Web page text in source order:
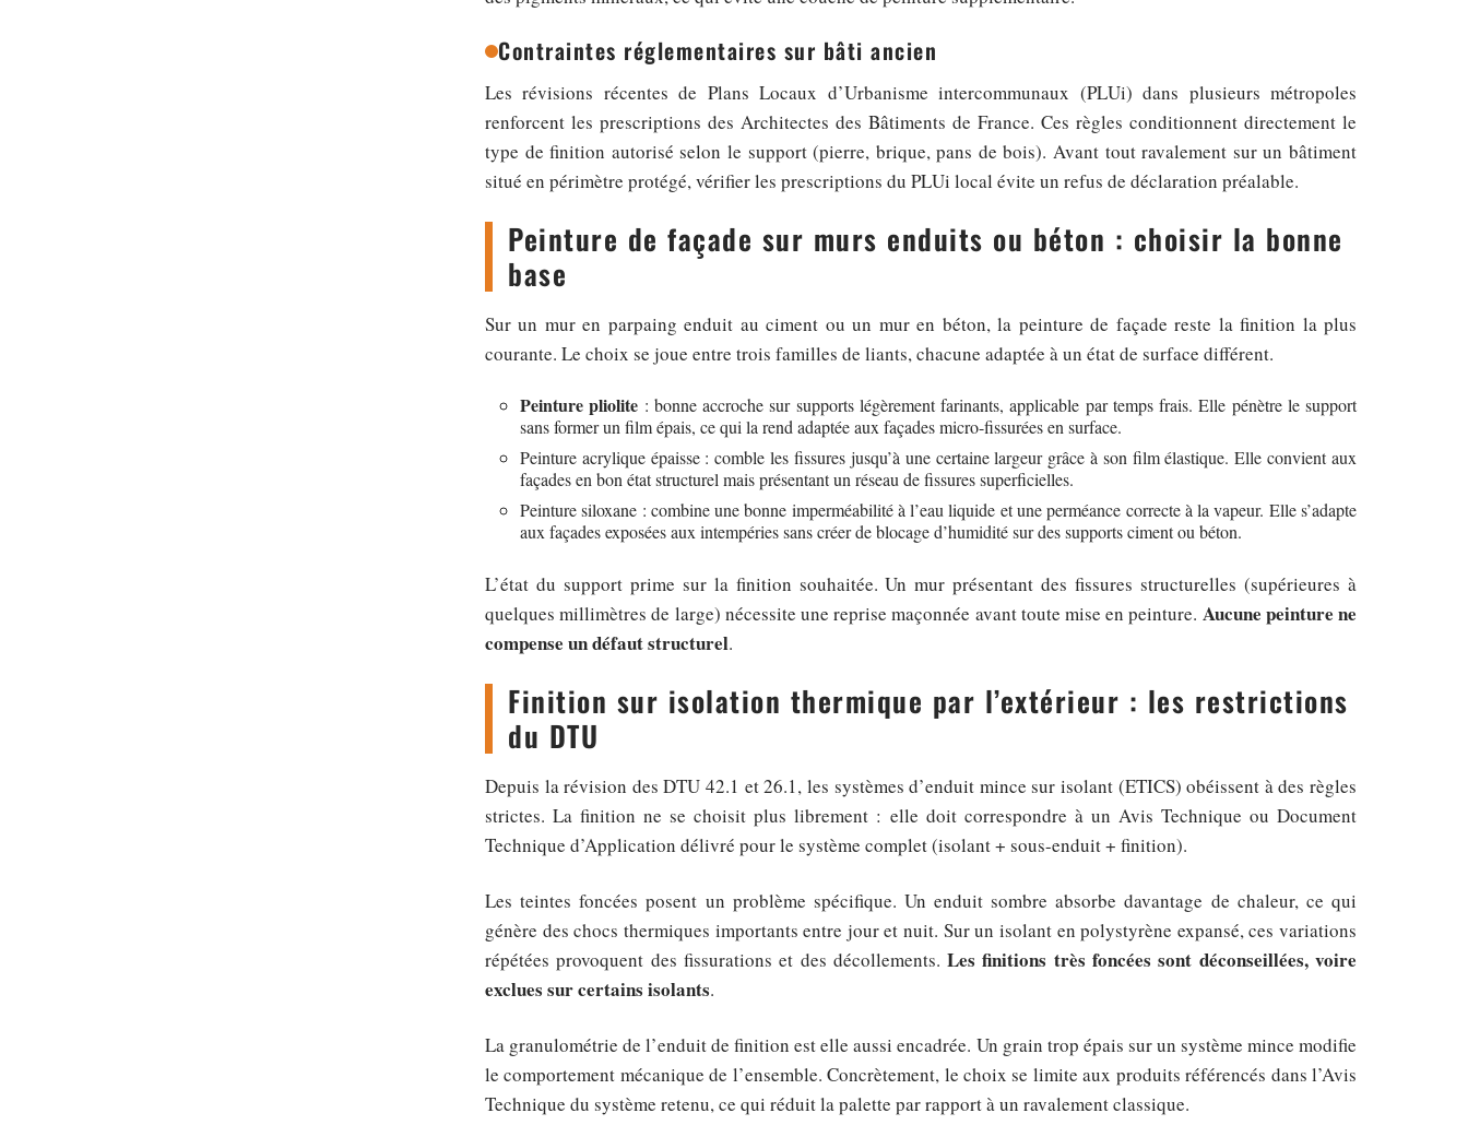
Contraintes réglementaires sur bâti ancien
Les révisions récentes de Plans Locaux d’Urbanisme intercommunaux (PLUi) dans plusieurs métropoles
renforcent les prescriptions des Architectes des Bâtiments de France. Ces règles conditionnent directement le
type de finition autorisé selon le support (pierre, brique, pans de bois). Avant tout ravalement sur un bâtiment
situé en périmètre protégé, vérifier les prescriptions du PLUi local évite un refus de déclaration préalable.
Peinture de façade sur murs enduits ou béton : choisir la bonne
base
Sur un mur en parpaing enduit au ciment ou un mur en béton, la peinture de façade reste la finition la plus
courante. Le choix se joue entre trois familles de liants, chacune adaptée à un état de surface différent.
Peinture pliolite : bonne accroche sur supports légèrement farinants, applicable par temps frais. Elle pénètre le support
sans former un film épais, ce qui la rend adaptée aux façades micro-fissurées en surface.
Peinture acrylique épaisse : comble les fissures jusqu’à une certaine largeur grâce à son film élastique. Elle convient aux
façades en bon état structurel mais présentant un réseau de fissures superficielles.
Peinture siloxane : combine une bonne imperméabilité à l’eau liquide et une perméance correcte à la vapeur. Elle s’adapte
aux façades exposées aux intempéries sans créer de blocage d’humidité sur des supports ciment ou béton.
L’état du support prime sur la finition souhaitée. Un mur présentant des fissures structurelles (supérieures à
quelques millimètres de large) nécessite une reprise maçonnée avant toute mise en peinture. Aucune peinture ne
compense un défaut structurel.
Finition sur isolation thermique par l’extérieur : les restrictions
du DTU
Depuis la révision des DTU 42.1 et 26.1, les systèmes d’enduit mince sur isolant (ETICS) obéissent à des règles
strictes. La finition ne se choisit plus librement : elle doit correspondre à un Avis Technique ou Document
Technique d’Application délivré pour le système complet (isolant + sous-enduit + finition).
Les teintes foncées posent un problème spécifique. Un enduit sombre absorbe davantage de chaleur, ce qui
génère des chocs thermiques importants entre jour et nuit. Sur un isolant en polystyrène expansé, ces variations
répétées provoquent des fissurations et des décollements.Les finitions très foncées sont déconseillées, voire
exclues sur certains isolants.
La granulométrie de l’enduit de finition est elle aussi encadrée. Un grain trop épais sur un système mince modifie
le comportement mécanique de l’ensemble. Concrètement, le choix se limite aux produits référencés dans l’Avis
Technique du système retenu, ce qui réduit la palette par rapport à un ravalement classique.